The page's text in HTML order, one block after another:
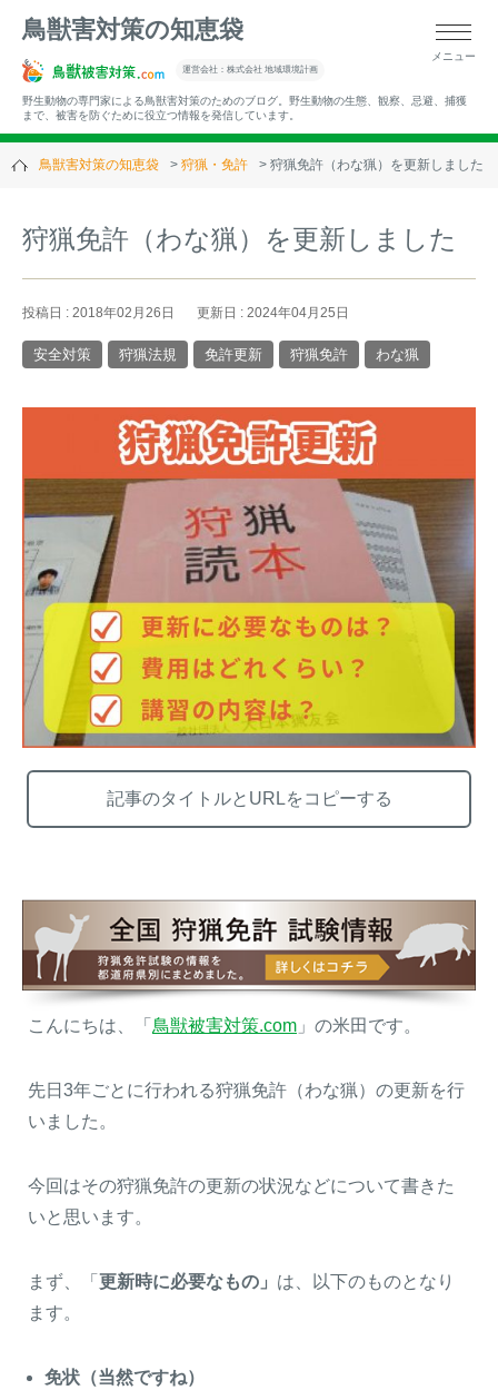
鳥獣害対策の知恵袋
運営会社：株式会社 地域環境計画
野生動物の専門家による鳥獣害対策のためのブログ。野生動物の生態、観察、忌避、捕獲
まで、被害を防ぐために役立つ情報を発信しています。
メニュー
▼キーワードから記事を探す
熊出没地域の対策法！安全な
アウトドアライフを送るため
ハクビシン対策の決定版「ハ
クビシン被害を減らすため
に」【2024年版】
メルマガ登録 お役立ち資料
お問い合わせ
ショップ
鳥獣害対策の知恵袋 狩猟・免許 狩猟免許（わな猟）を更新しました
狩猟免許（わな猟）を更新しました
投稿日 : 2018年02月26日 更新日 : 2024年04月25日
安全対策 狩猟法規 免許更新 狩猟免許 わな猟
記事のタイトルとURLをコピーする
こんにちは、「 鳥獣被害対策.com 」の米田です。
先日3年ごとに行われる狩猟免許（わな猟）の更新を行
いました。
今回はその狩猟免許の更新の状況などについて書きた
いと思います。
まず、「 更新時に必要なもの」 は、以下のものとなり
ます。
免状（当然ですね）